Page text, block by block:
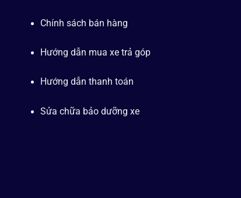
Chính sách bán hàng
Hướng dẫn mua xe trả góp
Hướng dẫn thanh toán
Sửa chữa bảo dưỡng xe